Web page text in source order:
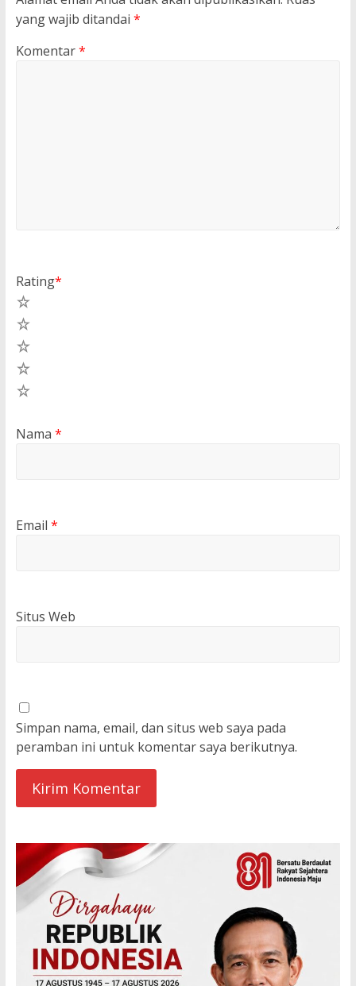
yang wajib ditandai *
Komentar*
Rating*
Nama *
Email *
Situs Web
Simpan nama, email, dan situs web saya pada
peramban ini untuk komentar saya berikutnya.